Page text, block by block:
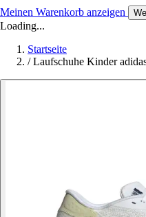
Meinen Warenkorb anzeigen
Loading...
Startseite
/ Laufschuhe Kinder